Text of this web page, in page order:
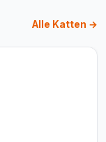
Alle Katten →